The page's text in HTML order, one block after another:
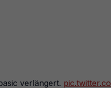
verlängert.